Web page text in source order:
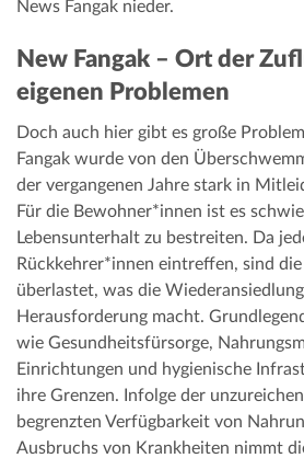
News Fangak nieder.
New Fangak – Ort der
eigenen Problemen
Doch auch hier gibt es große
Fangak wurde von den
der vergangenen Jahre stark in
Für die Bewohner*innen ist es
Lebensunterhalt zu bestreiten. Da
Rückkehrer*innen eintreffen, sind
überlastet, was die
Herausforderung macht.
wie Gesundheitsfürsorge,
Einrichtungen und hygienische
ihre Grenzen. Infolge der
begrenzten Verfügbarkeit von
Ausbruchs von Krankheiten nimmt